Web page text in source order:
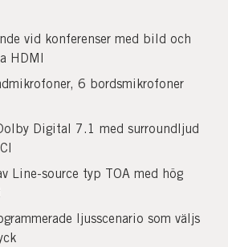
vid konferenser med bild och
HDMI
6 bordsmikrofoner
Digital 7.1 med surroundljud
Line-source typ TOA med hög
ljusscenario som väljs